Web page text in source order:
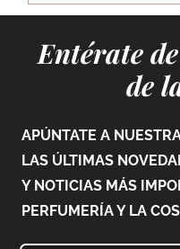
Entérate
de
APÚNTATE A
LAS ÚLTIMAS
Y NOTICIAS MÁS
PERFUMERÍA Y LA